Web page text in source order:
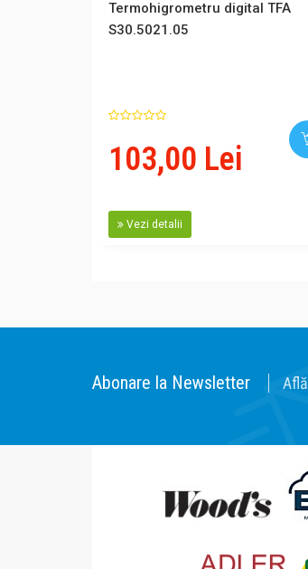
Termohigrometru digital TFA
S30.5021.05
103,00 Lei
Vezi detalii
Abonare la Newsletter Află